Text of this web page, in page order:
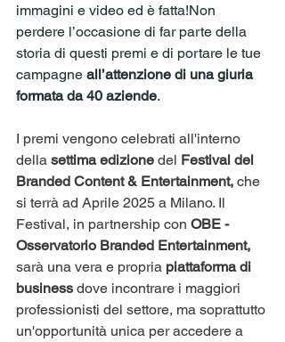
immagini e video ed è fatta!Non
perdere l’occasione di far parte della
storia di questi premi e di portare le tue
campagne all’attenzione di una giuria
formata da 40 aziende.
I premi vengono celebrati all'interno
della settima edizione del Festival del
Branded Content & Entertainment, che
si terrà ad Aprile 2025 a Milano. Il
Festival, in partnership con OBE -
Osservatorio Branded Entertainment,
sarà una vera e propria piattaforma di
business dove incontrare i maggiori
professionisti del settore, ma soprattutto
un'opportunità unica per accedere a